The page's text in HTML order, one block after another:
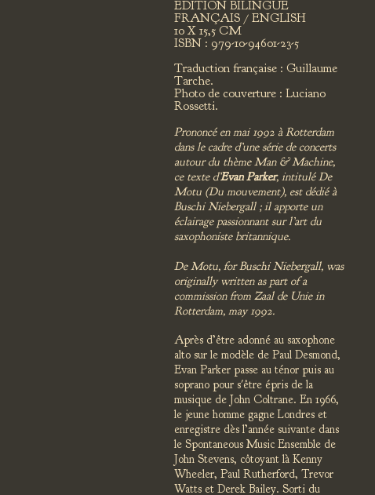
ÉDITION BILINGUE
FRANÇAIS / ENGLISH
10 X 15,5 CM
ISBN : 979-10-94601-23-5
Traduction française : Guillaume
Tarche.
Photo de couverture : Luciano
Rossetti.
Prononcé en mai 1992 à Rotterdam
dans le cadre d’une série de concerts
autour du thème Man & Machine,
ce texte d’Evan Parker, intitulé De
Motu (Du mouvement), est dédié à
Buschi Niebergall ; il apporte un
éclairage passionnant sur l’art du
saxophoniste britannique.
De Motu, for Buschi Niebergall, was
originally written as part of a
commission from Zaal de Unie in
Rotterdam, may 1992.
Après d’être adonné au saxophone
alto sur le modèle de Paul Desmond,
Evan Parker passe au ténor puis au
soprano pour s'être épris de la
musique de John Coltrane. En 1966,
le jeune homme gagne Londres et
enregistre dès l’année suivante dans
le Spontaneous Music Ensemble de
John Stevens, côtoyant là Kenny
Wheeler, Paul Rutherford, Trevor
Watts et Derek Bailey. Sorti du